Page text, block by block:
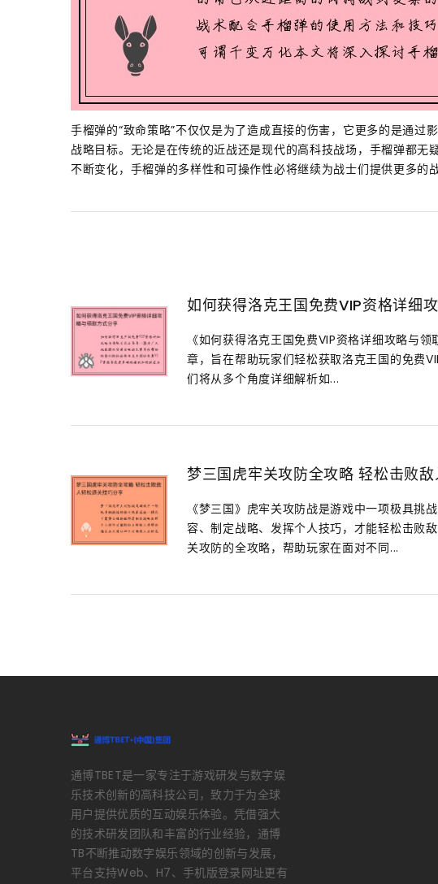
手榴弹的“致命策略”不仅仅是为了造成直接的伤害，它更多的是通过
战略目标。无论是在传统的近战还是现代的高科技战场，手榴弹都无
不断变化，手榴弹的多样性和可操作性必将继续为战士们提供更多的战
如何获得洛克王国免费VIP资格详细
《如何获得洛克王国免费VIP资格详细攻略与
章，旨在帮助玩家们轻松获取洛克王国的免费
们将从多个角度详细解析如...
梦三国虎牢关攻防全攻略 轻松击败
《梦三国》虎牢关攻防战是游戏中一项极具挑
容、制定战略、发挥个人技巧，才能轻松击败
关攻防的全攻略，帮助玩家在面对不同...
通博TBET是一家专注于游戏研发与数字娱
乐技术创新的高科技公司，致力于为全球
用户提供优质的互动娱乐体验。凭借强大
的技术研发团队和丰富的行业经验，通博
TB不断推动数字娱乐领域的创新与发展，
平台支持Web、H7、手机版登录网址更有